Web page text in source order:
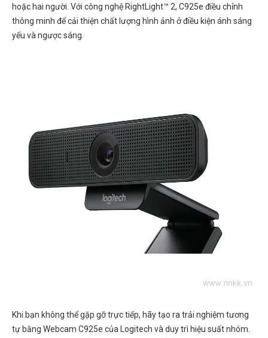
hoặc hai người. Với công nghệ RightLight™ 2, C925e điều chỉnh
thông minh để cải thiện chất lượng hình ảnh ở điều kiện ánh sáng
yếu và ngược sáng.
Khi bạn không thể gặp gỡ trực tiếp, hãy tạo ra trải nghiệm tương
tự bằng Webcam C925e của Logitech và duy trì hiệu suất nhóm.